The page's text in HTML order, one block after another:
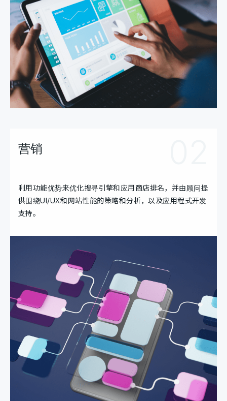
营销
利用功能优势来优化搜寻引擎和应用商店排名，并由顾问提
供围绕UI/UX和网站性能的策略和分析，以及应用程式开发
支持。